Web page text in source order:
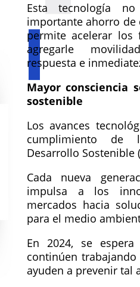
Esta tecnología
importante ahorro de
permite acelerar
agregarle
respuesta e
Mayor consciencia
sostenible
Los avances
cumplimiento de
Desarrollo Sostenible
Cada nueva
impulsa a los
mercados hacia
para el medio
En 2024, se
continúen
ayuden a prevenir tal